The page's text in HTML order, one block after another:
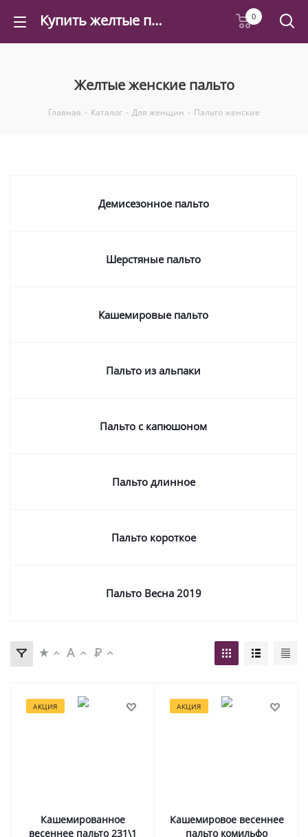
Купить желтые пальто женские в интернет-магазине - Felicea 0
Желтые женские пальто
Главная - Каталог - Для женщин - Пальто женские
Демисезонное пальто
Шерстяные пальто
Кашемировые пальто
Пальто из альпаки
Пальто с капюшоном
Пальто длинное
Пальто короткое
Пальто Весна 2019
АКЦИЯ
Кашемированное
весеннее пальто 231\1
АКЦИЯ
Кашемировое весеннее
пальто комильфо